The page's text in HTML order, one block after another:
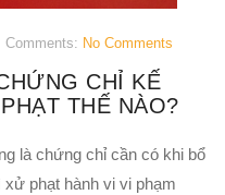
Comments: No Comments
CHỈ KẾ
THẾ NÀO?
là chứng chỉ cần có khi bổ
phạt hành vi vi phạm